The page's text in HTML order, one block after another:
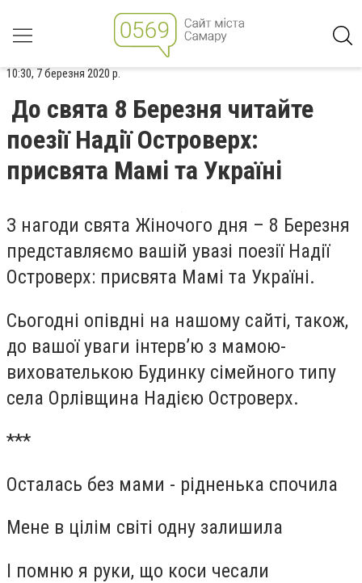
10:30, 7 березня 2020 р.
До свята 8 Березня читайте
поезії Надії Островерх:
присвята Мамі та Україні
З нагоди свята Жіночого дня – 8 Березня
представляємо вашій увазі поезії Надії
Островерх: присвята Мамі та Україні.
Сьогодні опівдні на нашому сайті, також,
до вашої уваги інтерв’ю з мамою-
вихователькою Будинку сімейного типу
села Орлівщина Надією Островерх.
***
Осталась без мами - рідненька спочила
Мене в цілім світі одну залишила
І помню я руки, що коси чесали